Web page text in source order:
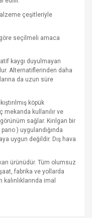
çeşitleriyle
seçilmeli amaca
kaygı duyulmayan
Alternatiflerinden daha
da uzun süre
köpük
kullanılır ve
sağlar. Kırılgan bir
pano ) uygulandığında
uygun değildir. Dış hava
ürünüdür. Tüm olumsuz
fabrika ve yollarda
imal